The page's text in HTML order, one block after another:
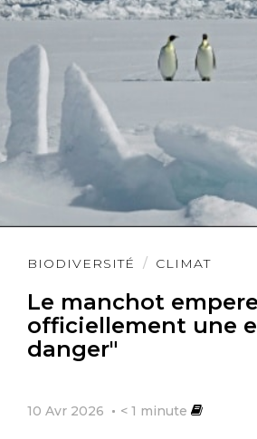
BIODIVERSITÉ CLIMAT
Le manchot
officiellement une
danger"
10 Avr 2026 < 1 minute
Lire